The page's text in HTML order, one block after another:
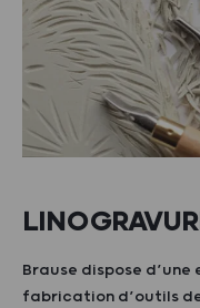
Brause dispose
fabrication d’outils